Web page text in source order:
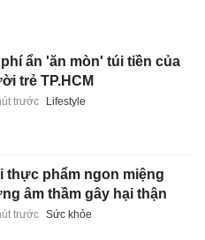
ẩn 'ăn mòn' túi tiền của
trẻ TP.HCM
trước Lifestyle
thực phẩm ngon miệng
âm thầm gây hại thận
trước Sức khỏe